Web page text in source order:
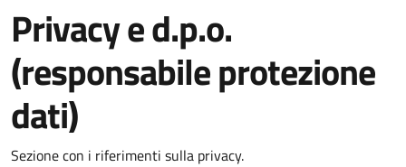
Privacy e d.p.o.
(responsabile protezione
dati)
Sezione con i riferimenti sulla privacy.